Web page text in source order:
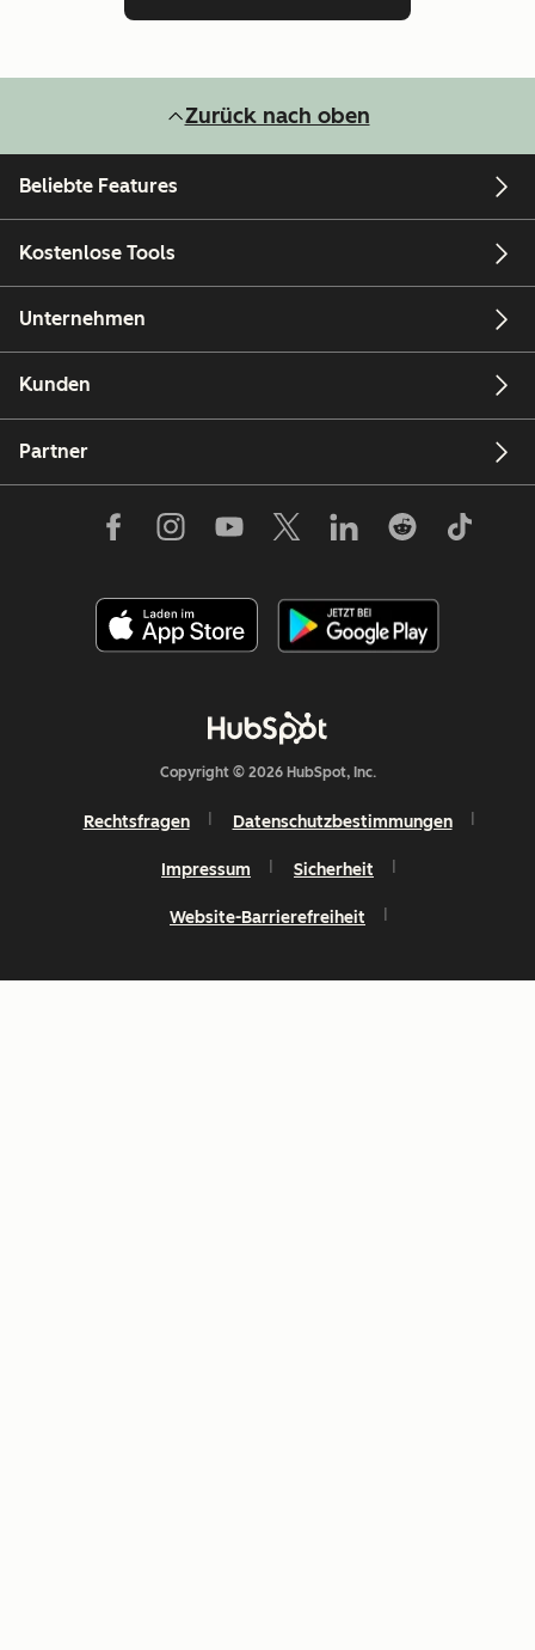
Zurück nach oben
Beliebte Features
Kostenlose Tools
Unternehmen
Kunden
Partner
Copyright © 2026 HubSpot, Inc.
Rechtsfragen Datenschutzbestimmungen
Impressum Sicherheit
Website-Barrierefreiheit